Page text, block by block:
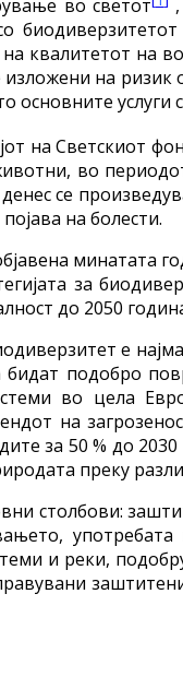
во светот
квалитетот на
на
услуги
на Светскиот
во
се
на болести.
за
до 2050
е
подобро
во цела
на
за 50 % до
преку
столбови:
и реки,